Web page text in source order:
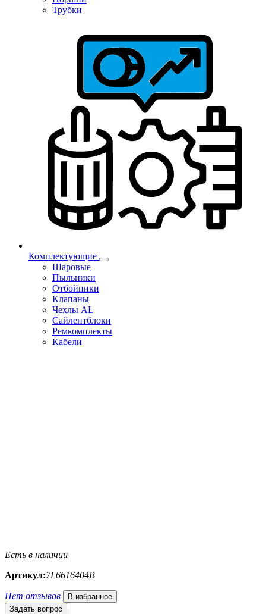
Трубки
Комплектующие
Шаровые
Пыльники
Отбойники
Клапаны
Чехлы AL
Сайлентблоки
Ремкомплекты
Кабели
Есть в наличии
Артикул:7L6616404B
Нет отзывов
В избранное
Задать вопрос